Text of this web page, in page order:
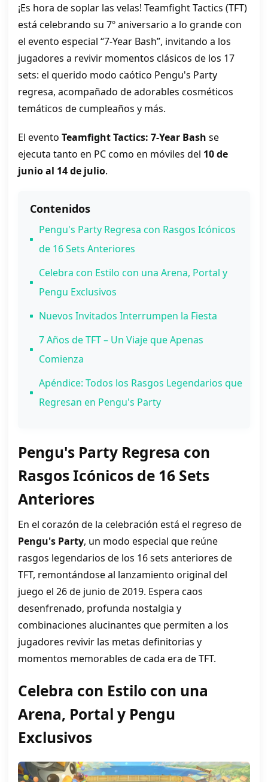
¡Es hora de soplar las velas! Teamfight Tactics (TFT)
está celebrando su 7º aniversario a lo grande con
el evento especial “7-Year Bash”, invitando a los
jugadores a revivir momentos clásicos de los 17
sets: el querido modo caótico Pengu's Party
regresa, acompañado de adorables cosméticos
temáticos de cumpleaños y más.
El evento Teamfight Tactics: 7-Year Bash se
ejecuta tanto en PC como en móviles del 10 de
junio al 14 de julio.
Contenidos
Pengu's Party Regresa con Rasgos Icónicos
de 16 Sets Anteriores
Celebra con Estilo con una Arena, Portal y
Pengu Exclusivos
Nuevos Invitados Interrumpen la Fiesta
7 Años de TFT – Un Viaje que Apenas
Comienza
Apéndice: Todos los Rasgos Legendarios que
Regresan en Pengu's Party
Pengu's Party Regresa con
Rasgos Icónicos de 16 Sets
Anteriores
En el corazón de la celebración está el regreso de
Pengu's Party, un modo especial que reúne
rasgos legendarios de los 16 sets anteriores de
TFT, remontándose al lanzamiento original del
juego el 26 de junio de 2019. Espera caos
desenfrenado, profunda nostalgia y
combinaciones alucinantes que permiten a los
jugadores revivir las metas definitorias y
momentos memorables de cada era de TFT.
Celebra con Estilo con una
Arena, Portal y Pengu
Exclusivos